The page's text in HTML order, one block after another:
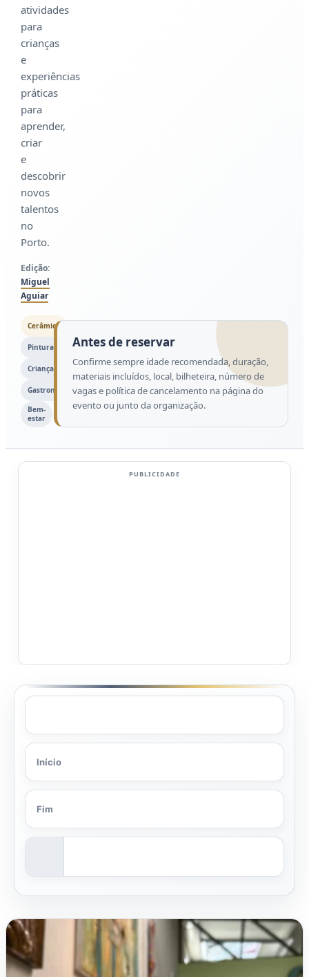
atividades
para
crianças
e
experiências
práticas
para
aprender,
criar
e
descobrir
novos
talentos
no
Porto.
Edição:
Miguel
Aguiar
Cerâmica
Pintura
Crianças
Gastronomia
Bem-
estar
Antes de reservar
Confirme sempre idade recomendada, duração,
materiais incluídos, local, bilheteira, número de
vagas e política de cancelamento na página do
evento ou junto da organização.
PUBLICIDADE